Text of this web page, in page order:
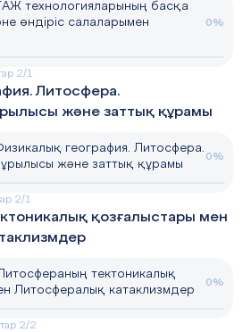
технологияларының басқа
өндіріс салаларымен
0%
2/1
Литосфера.
және заттық құрамы
география. Литосфера.
және заттық құрамы
0%
2/1
қозғалыстары мен
тектоникалық
Литосфералық катаклизмдер
0%
2/2